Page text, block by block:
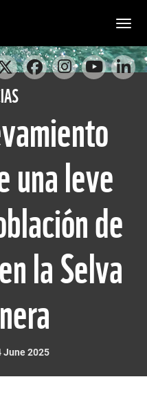
una leve
de
la Selva
June 2025